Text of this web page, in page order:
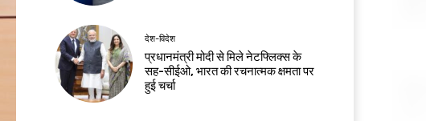
देश-विदेश
प्रधानमंत्री मोदी से मिले नेटफ्लिक्स के
सह-सीईओ, भारत की रचनात्मक क्षमता पर
हुई चर्चा